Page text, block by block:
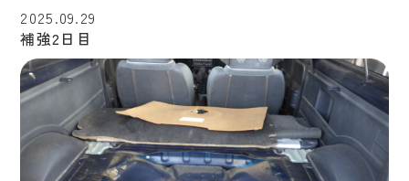
2025.09.29
補強2日目